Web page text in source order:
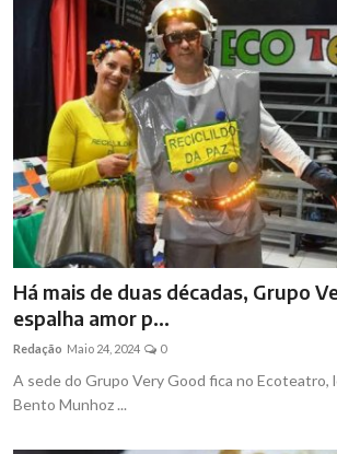
Há mais de duas décadas, Grupo
espalha amor p...
Redação Maio 24, 2024 0
A sede do Grupo Very Good fica no Ecoteatro,
Bento Munhoz ...